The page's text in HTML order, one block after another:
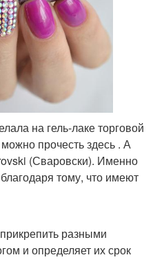
на гель-лаке торговой
прочесть здесь . А
(Сваровски). Именно
тому, что имеют
разными
и определяет их срок